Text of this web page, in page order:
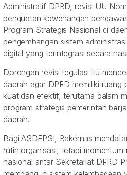
Administratif DPRD, revisi UU
penguatan kewenangan
Program Strategis Nasional di
pengembangan sistem
digital yang terintegrasi secara
Dorongan revisi regulasi itu
daerah agar DPRD memiliki ruang
kuat dan efektif, terutama dalam
program strategis pemerintah
daerah.
Bagi ASDEPSI, Rakernas
rutin organisasi, tetapi momentum
nasional antar Sekretariat DPRD